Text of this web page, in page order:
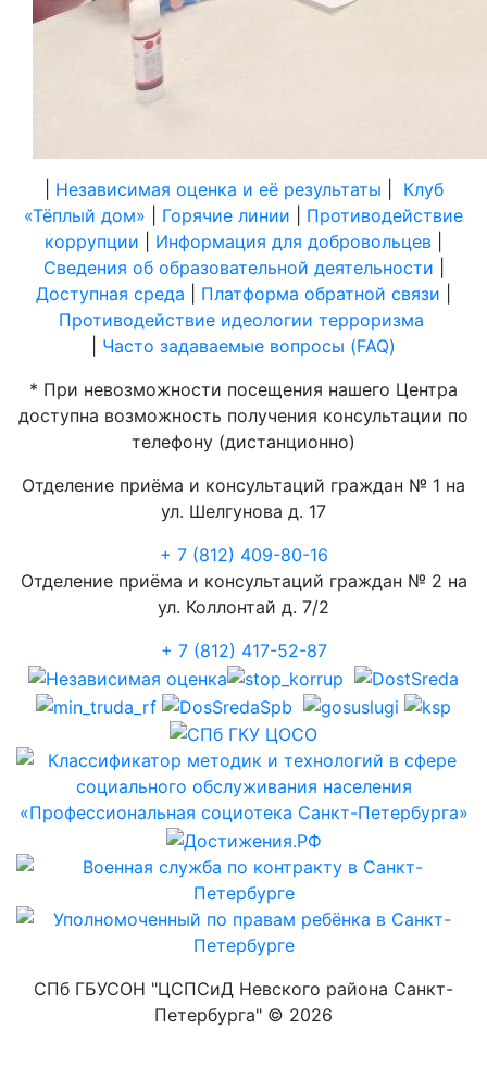
Независимая оценка и её результаты
Клуб
«Тёплый дом»
Горячие линии
Противодействие
коррупции
Информация для добровольцев
Сведения об образовательной деятельности
Доступная среда
Платформа обратной связи
Противодействие идеологии терроризма
Часто задаваемые вопросы (FAQ)
* При невозможности посещения нашего Центра
доступна возможность получения консультации по
телефону (дистанционно)
Отделение приёма и консультаций граждан № 1 на
ул. Шелгунова д. 17
+ 7 (812) 409-80-16
Отделение приёма и консультаций граждан № 2 на
ул. Коллонтай д. 7/2
+ 7 (812) 417-52-87
СПб ГБУСОН "ЦСПСиД Невского района Санкт-
Петербурга" © 2026